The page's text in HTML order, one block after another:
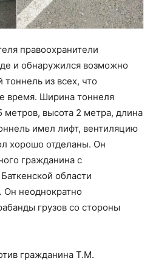
правоохранители
и обнаружился возможно
из всех, что
время. Ширина тоннеля
метров, высота 2 метра, длина
имел лифт, вентиляцию
хорошо отделаны. Он
гражданина с
области
Он неоднократно
грузов со стороны
гражданина Т.М.